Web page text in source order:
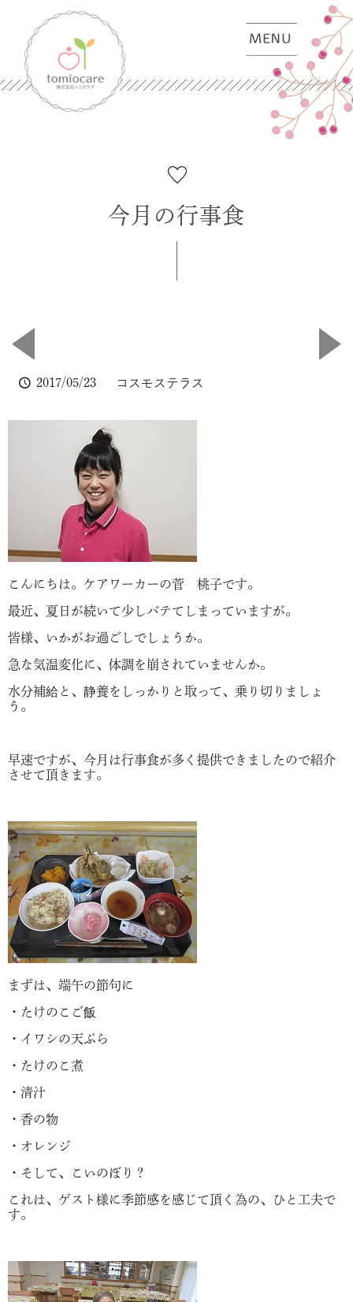
今月の行事食
2017/05/23 コスモステラス
こんにちは。ケアワーカーの菅 桃子です。
最近、夏日が続いて少しバテてしまっていますが。
皆様、いかがお過ごしでしょうか。
急な気温変化に、体調を崩されていませんか。
水分補給と、静養をしっかりと取って、乗り切りましょ
う。
早速ですが、今月は行事食が多く提供できましたので紹介
させて頂きます。
まずは、端午の節句に
・たけのこご飯
・イワシの天ぷら
・たけのこ煮
・清汁
・香の物
・オレンジ
・そして、こいのぼり？
これは、ゲスト様に季節感を感じて頂く為の、ひと工夫で
す。